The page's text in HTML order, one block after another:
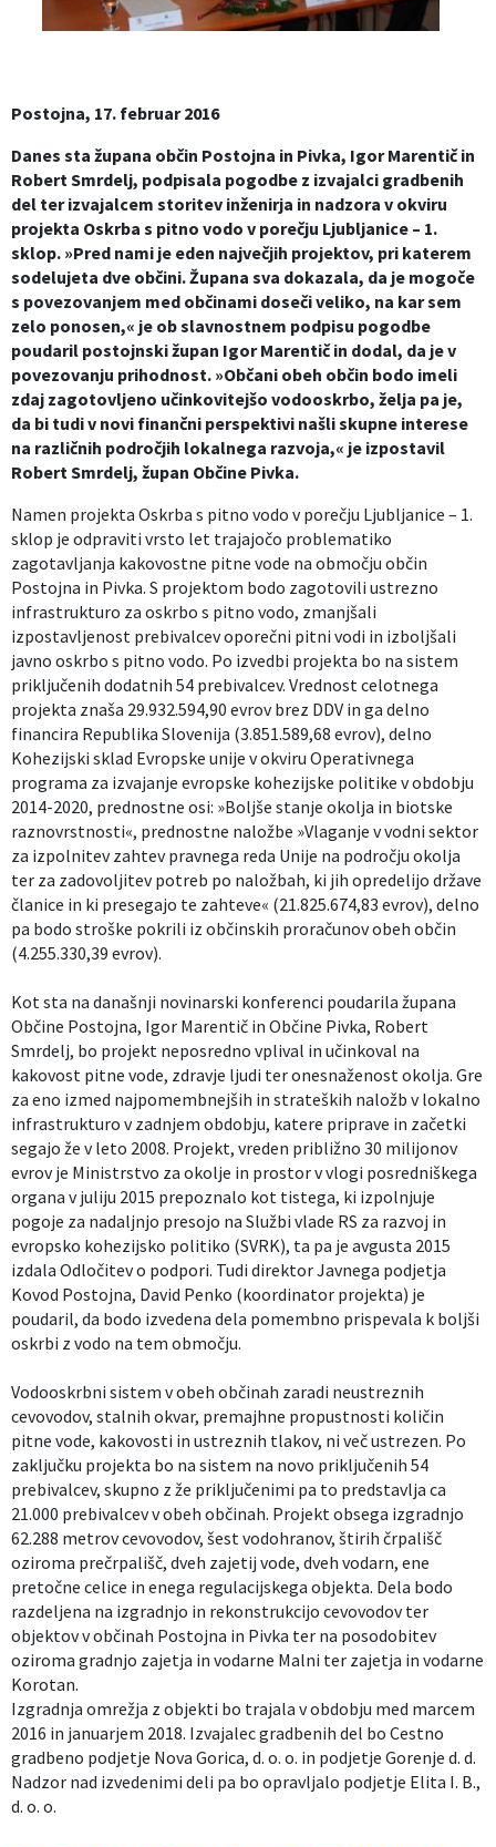
Postojna, 17. februar 2016
Danes sta župana občin Postojna in Pivka, Igor Marentič in
Robert Smrdelj, podpisala pogodbe z izvajalci gradbenih
del ter izvajalcem storitev inženirja in nadzora v okviru
projekta Oskrba s pitno vodo v porečju Ljubljanice – 1.
sklop. »Pred nami je eden največjih projektov, pri katerem
sodelujeta dve občini. Župana sva dokazala, da je mogoče
s povezovanjem med občinami doseči veliko, na kar sem
zelo ponosen,« je ob slavnostnem podpisu pogodbe
poudaril postojnski župan Igor Marentič in dodal, da je v
povezovanju prihodnost. »Občani obeh občin bodo imeli
zdaj zagotovljeno učinkovitejšo vodooskrbo, želja pa je,
da bi tudi v novi finančni perspektivi našli skupne interese
na različnih področjih lokalnega razvoja,« je izpostavil
Robert Smrdelj, župan Občine Pivka.
Namen projekta Oskrba s pitno vodo v porečju Ljubljanice – 1.
sklop je odpraviti vrsto let trajajočo problematiko
zagotavljanja kakovostne pitne vode na območju občin
Postojna in Pivka. S projektom bodo zagotovili ustrezno
infrastrukturo za oskrbo s pitno vodo, zmanjšali
izpostavljenost prebivalcev oporečni pitni vodi in izboljšali
javno oskrbo s pitno vodo. Po izvedbi projekta bo na sistem
priključenih dodatnih 54 prebivalcev. Vrednost celotnega
projekta znaša 29.932.594,90 evrov brez DDV in ga delno
financira Republika Slovenija (3.851.589,68 evrov), delno
Kohezijski sklad Evropske unije v okviru Operativnega
programa za izvajanje evropske kohezijske politike v obdobju
2014-2020, prednostne osi: »Boljše stanje okolja in biotske
raznovrstnosti«, prednostne naložbe »Vlaganje v vodni sektor
za izpolnitev zahtev pravnega reda Unije na področju okolja
ter za zadovoljitev potreb po naložbah, ki jih opredelijo države
članice in ki presegajo te zahteve« (21.825.674,83 evrov), delno
pa bodo stroške pokrili iz občinskih proračunov obeh občin
(4.255.330,39 evrov).
Kot sta na današnji novinarski konferenci poudarila župana
Občine Postojna, Igor Marentič in Občine Pivka, Robert
Smrdelj, bo projekt neposredno vplival in učinkoval na
kakovost pitne vode, zdravje ljudi ter onesnaženost okolja. Gre
za eno izmed najpomembnejših in strateških naložb v lokalno
infrastrukturo v zadnjem obdobju, katere priprave in začetki
segajo že v leto 2008. Projekt, vreden približno 30 milijonov
evrov je Ministrstvo za okolje in prostor v vlogi posredniškega
organa v juliju 2015 prepoznalo kot tistega, ki izpolnjuje
pogoje za nadaljnjo presojo na Službi vlade RS za razvoj in
evropsko kohezijsko politiko (SVRK), ta pa je avgusta 2015
izdala Odločitev o podpori. Tudi direktor Javnega podjetja
Kovod Postojna, David Penko (koordinator projekta) je
poudaril, da bodo izvedena dela pomembno prispevala k boljši
oskrbi z vodo na tem območju.
Vodooskrbni sistem v obeh občinah zaradi neustreznih
cevovodov, stalnih okvar, premajhne propustnosti količin
pitne vode, kakovosti in ustreznih tlakov, ni več ustrezen. Po
zaključku projekta bo na sistem na novo priključenih 54
prebivalcev, skupno z že priključenimi pa to predstavlja ca
21.000 prebivalcev v obeh občinah. Projekt obsega izgradnjo
62.288 metrov cevovodov, šest vodohranov, štirih črpališč
oziroma prečrpališč, dveh zajetij vode, dveh vodarn, ene
pretočne celice in enega regulacijskega objekta. Dela bodo
razdeljena na izgradnjo in rekonstrukcijo cevovodov ter
objektov v občinah Postojna in Pivka ter na posodobitev
oziroma gradnjo zajetja in vodarne Malni ter zajetja in vodarne
Korotan.
Izgradnja omrežja z objekti bo trajala v obdobju med marcem
2016 in januarjem 2018. Izvajalec gradbenih del bo Cestno
gradbeno podjetje Nova Gorica, d. o. o. in podjetje Gorenje d. d.
Nadzor nad izvedenimi deli pa bo opravljalo podjetje Elita I. B.,
d. o. o.
Izobraževanje
Skupna občinska uprava